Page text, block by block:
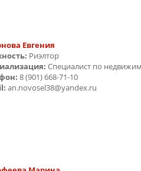
Евгения
Риэлтор
Специалист по
8 (901) 668-71-10
an.novosel38@yandex.ru